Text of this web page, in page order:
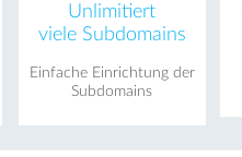
Unlimitiert
viele Subdomains
Einfache Einrichtung der
Subdomains